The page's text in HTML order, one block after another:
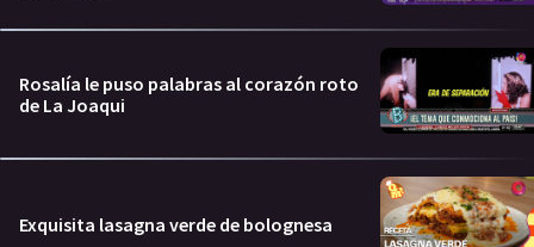
Rosalía le puso palabras al corazón roto
de La Joaqui
Exquisita lasagna verde de bolognesa